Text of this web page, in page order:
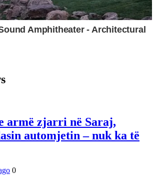
armë zjarri në Saraj,
automjetin – nuk ka të
0